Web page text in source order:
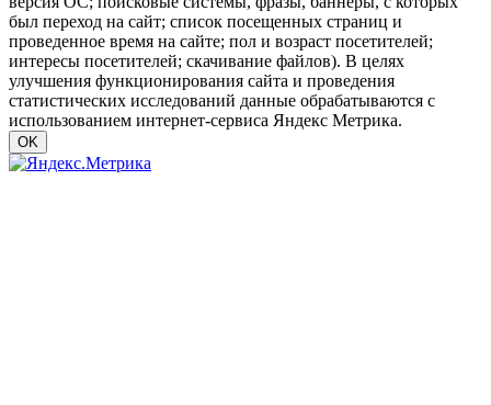
был переход на сайт; список посещенных страниц и
проведенное время на сайте; пол и возраст посетителей;
интересы посетителей; скачивание файлов). В целях
улучшения функционирования сайта и проведения
статистических исследований данные обрабатываются с
использованием интернет-сервиса Яндекс Метрика.
OK